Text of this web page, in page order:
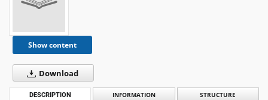
Show content
Download
DESCRIPTION INFORMATION STRUCTURE